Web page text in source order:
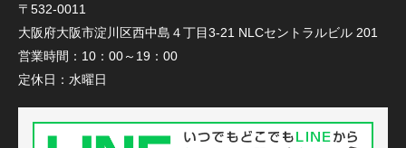
〒532-0011
大阪府大阪市淀川区西中島４丁目3-21 NLCセントラルビル 201
営業時間： 10：00～19：00
定休日： 水曜日